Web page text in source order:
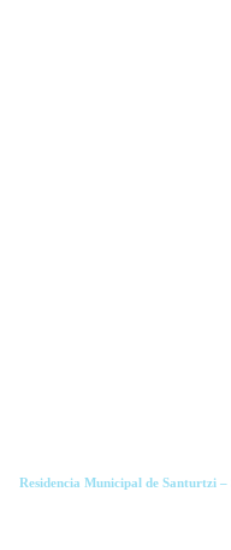
Residencia Municipal de Santurtzi